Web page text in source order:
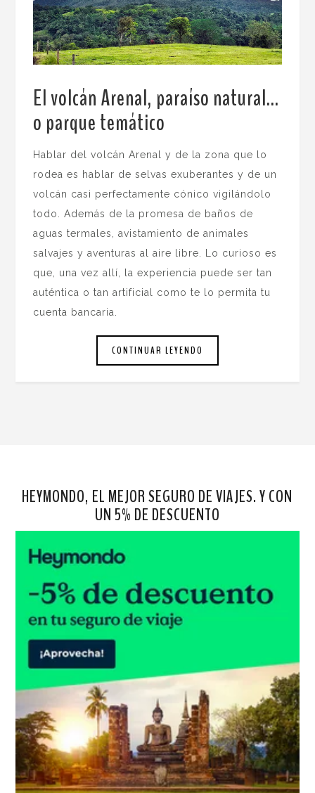
El volcán Arenal, paraíso natural…
o parque temático
Hablar del volcán Arenal y de la zona que lo
rodea es hablar de selvas exuberantes y de un
volcán casi perfectamente cónico vigilándolo
todo. Además de la promesa de baños de
aguas termales, avistamiento de animales
salvajes y aventuras al aire libre. Lo curioso es
que, una vez allí, la experiencia puede ser tan
auténtica o tan artificial como te lo permita tu
cuenta bancaria.
CONTINUAR LEYENDO
HEYMONDO, EL MEJOR SEGURO DE VIAJES. Y CON
UN 5% DE DESCUENTO